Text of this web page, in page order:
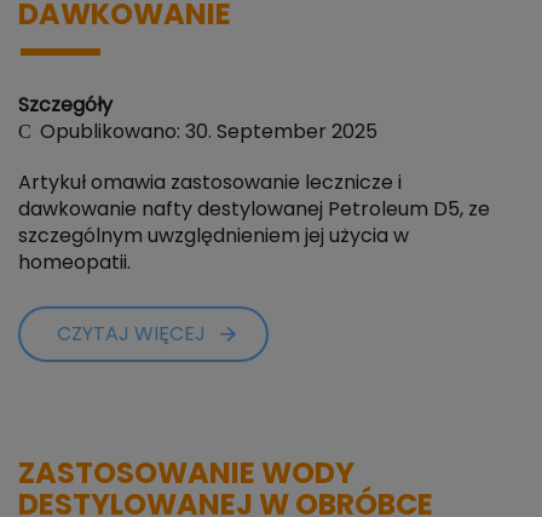
DAWKOWANIE
Szczegóły
Opublikowano: 30. September 2025
Artykuł omawia zastosowanie lecznicze i
dawkowanie nafty destylowanej Petroleum D5, ze
szczególnym uwzględnieniem jej użycia w
homeopatii.
CZYTAJ WIĘCEJ
ZASTOSOWANIE WODY
DESTYLOWANEJ W OBRÓBCE